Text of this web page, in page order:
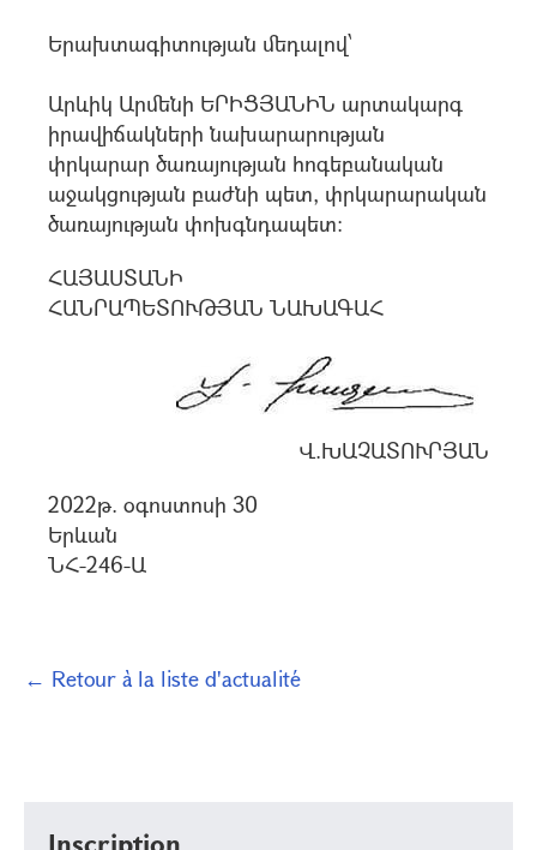
Երախտագիտության մեդալով՝
Արևիկ Արմենի ԵՐԻՑՅԱՆԻՆ արտակարգ
իրավիճակների նախարարության
փրկարար ծառայության հոգեբանական
աջակցության բաժնի պետ, փրկարարական
ծառայության փոխգնդապետ:
ՀԱՅԱՍՏԱՆԻ
ՀԱՆՐԱՊԵՏՈՒԹՅԱՆ ՆԱԽԱԳԱՀ
Վ.ԽԱՉԱՏՈՒՐՅԱՆ
2022թ. օգոստոսի 30
Երևան
ՆՀ-246-Ա
← Retour à la liste d'actualité